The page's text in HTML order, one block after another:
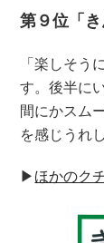
第９位「き
「楽しそう
す。後半に
間にかスム
を感じうれ
▶︎ほかのク